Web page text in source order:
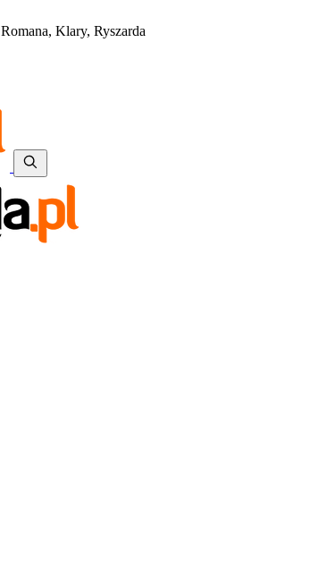
Romana, Klary, Ryszarda